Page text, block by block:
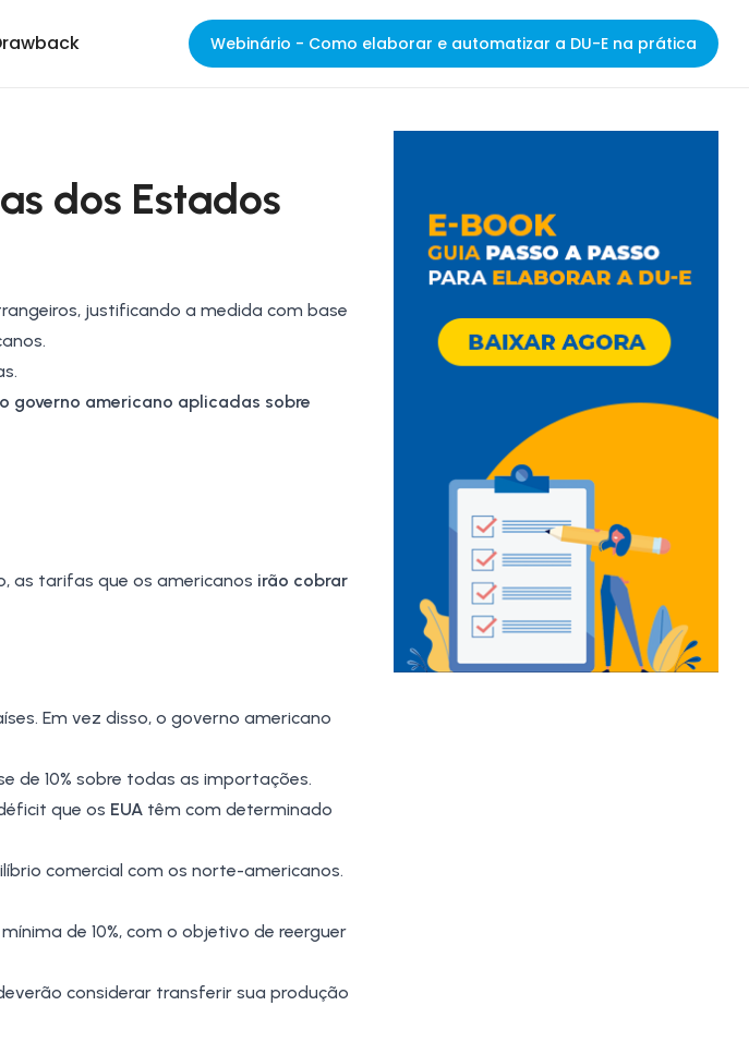
Webinário - Como elaborar e automatizar a DU-E na prática
dos Estados
justificando a medida com base
governo americano aplicadas sobre
as tarifas que os americanos irão cobrar
Em vez disso, o governo americano
de 10% sobre todas as importações.
que os EUA têm com determinado
comercial com os norte-americanos.
de 10%, com o objetivo de reerguer
considerar transferir sua produção